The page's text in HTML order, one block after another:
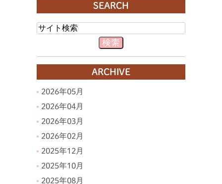
SEARCH
ARCHIVE
2026年05月
2026年04月
2026年03月
2026年02月
2025年12月
2025年10月
2025年08月